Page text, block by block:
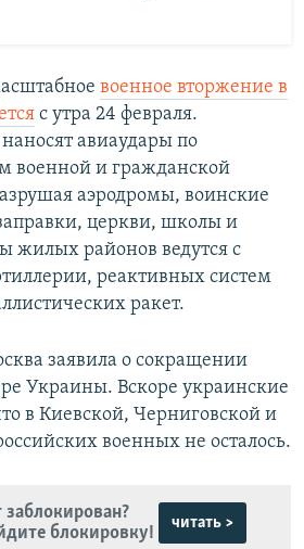
военное вторжение в
с утра 24 февраля.
авиаудары по
военной и гражданской
аэродромы, воинские
церкви, школы и
жилых районов ведутся с
реактивных систем
ракет.
заявила о сокращении
Украины. Вскоре украинские
в Киевской, Черниговской и
военных не осталось.
заблокирован?
блокировку!
читать >